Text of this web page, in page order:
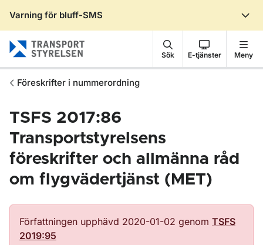
Varning för bluff-SMS
Sök E-tjänster Meny
Föreskrifter i nummerordning
TSFS 2017:86
Transportstyrelsens
föreskrifter och allmänna råd
om flygvädertjänst (MET)
Författningen upphävd 2020-01-02 genom TSFS
2019:95